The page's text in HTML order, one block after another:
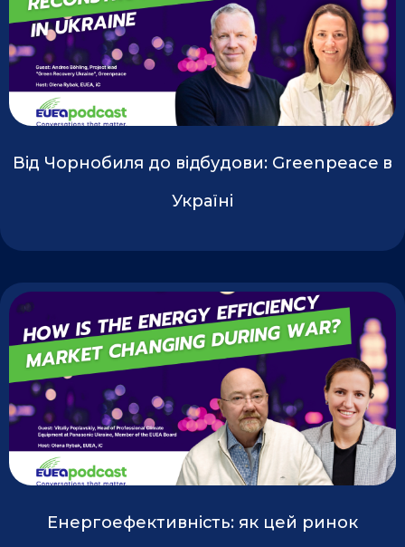
Від Чорнобиля до відбудови: Greenpeace в
Україні
Енергоефективність: як цей ринок